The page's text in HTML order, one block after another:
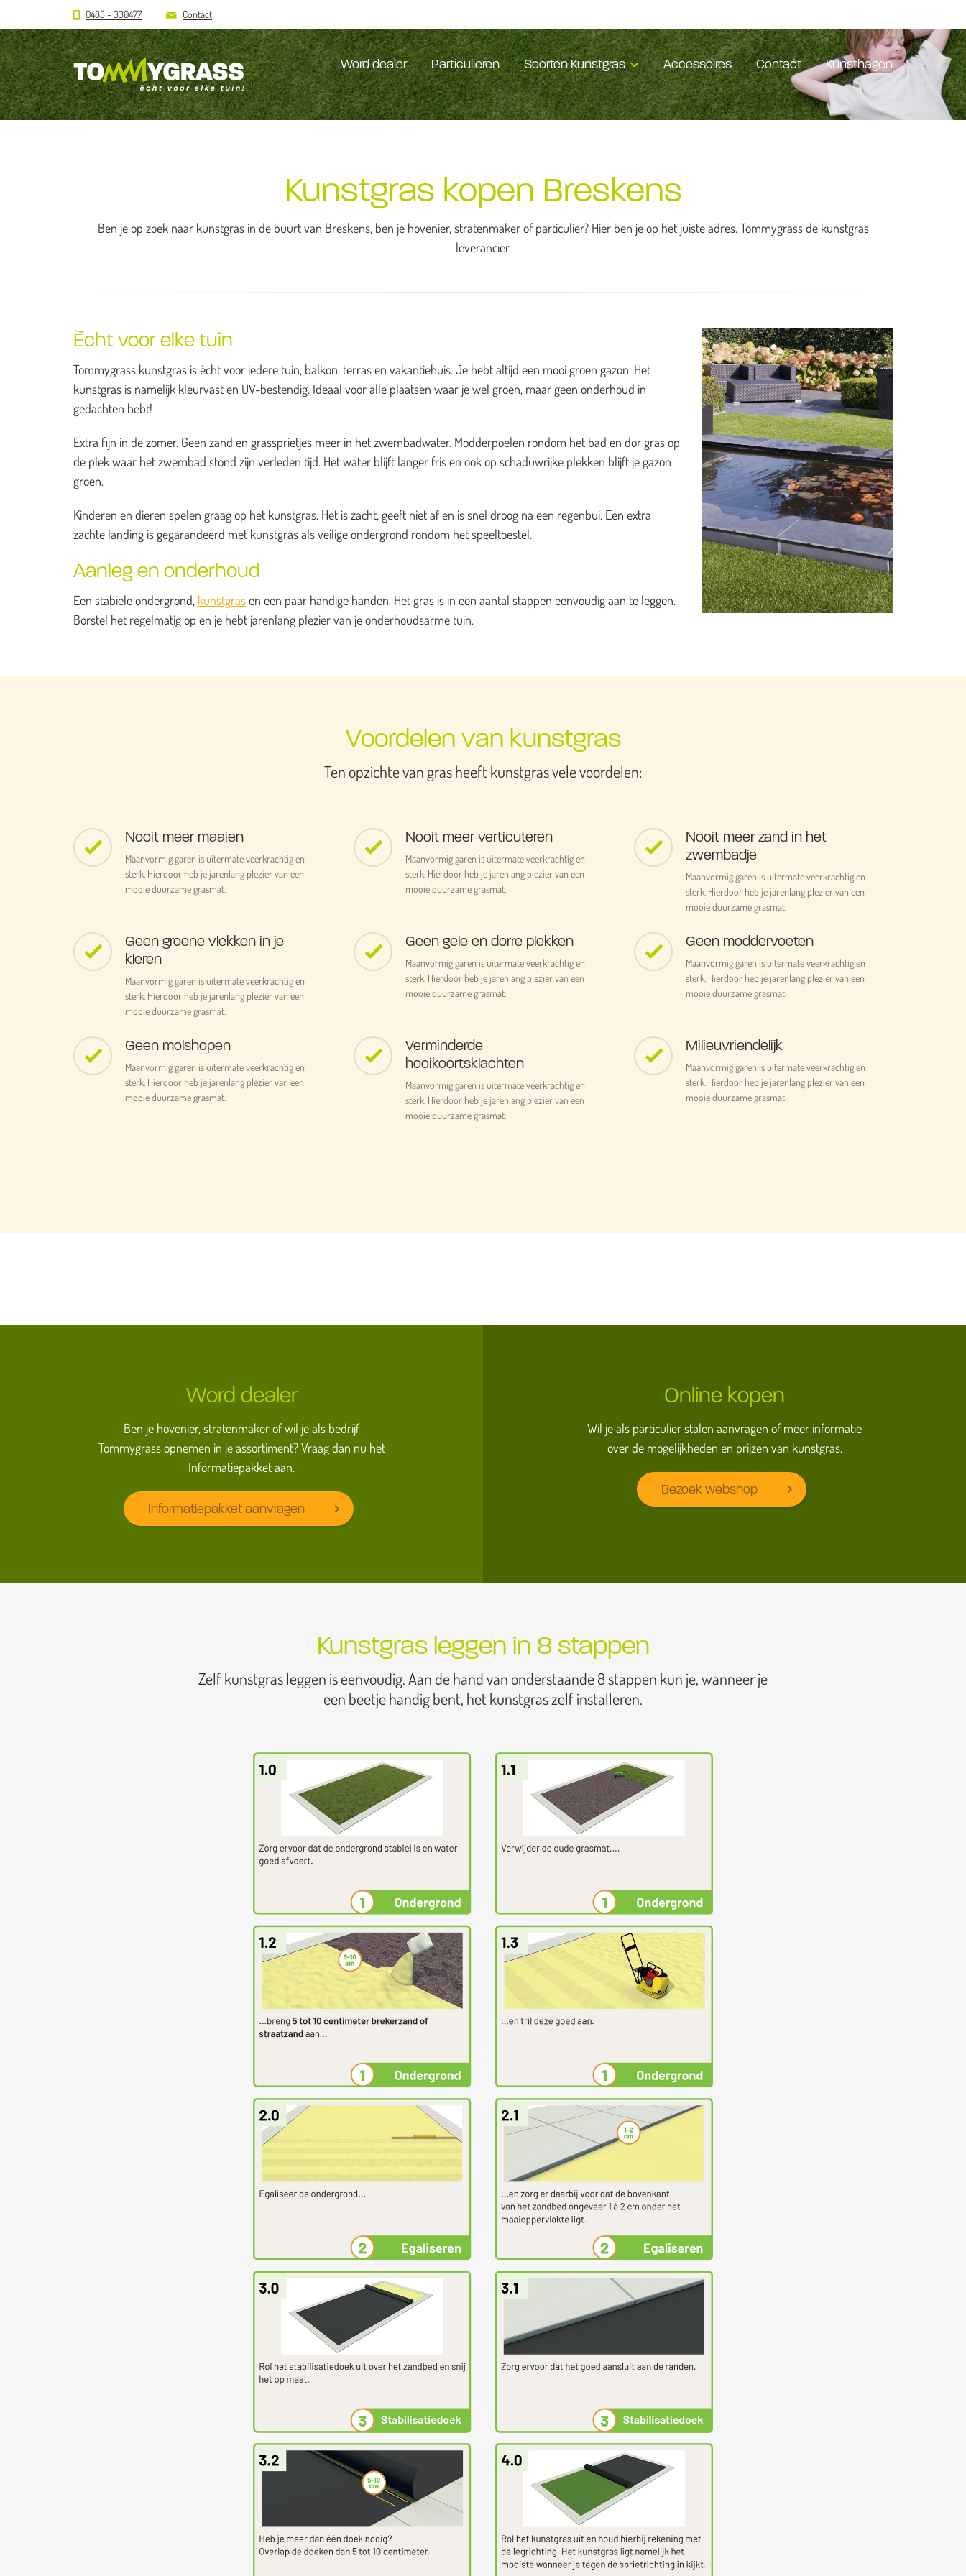
0485 - 330477 Contact
Word dealer Particulieren Soorten Kunstgras Accessoires Contact Kunsthagen
Kunstgras kopen Breskens
Ben je op zoek naar kunstgras in de buurt van Breskens, ben je hovenier, stratenmaker of particulier? Hier ben je op het juiste adres. Tommygrass de kunstgras
leverancier.
Ècht voor elke tuin
Tommygrass kunstgras is ècht voor iedere tuin, balkon, terras en vakantiehuis. Je hebt altijd een mooi groen gazon. Het
kunstgras is namelijk kleurvast en UV-bestendig. Ideaal voor alle plaatsen waar je wel groen, maar geen onderhoud in
gedachten hebt!
Extra fijn in de zomer. Geen zand en grassprietjes meer in het zwembadwater. Modderpoelen rondom het bad en dor gras op
de plek waar het zwembad stond zijn verleden tijd. Het water blijft langer fris en ook op schaduwrijke plekken blijft je gazon
groen.
Kinderen en dieren spelen graag op het kunstgras. Het is zacht, geeft niet af en is snel droog na een regenbui. Een extra
zachte landing is gegarandeerd met kunstgras als veilige ondergrond rondom het speeltoestel.
Aanleg en onderhoud
Een stabiele ondergrond, kunstgrasen een paar handige handen. Het gras is in een aantal stappen eenvoudig aan te leggen.
Borstel het regelmatig op en je hebt jarenlang plezier van je onderhoudsarme tuin.
Voordelen van kunstgras
Ten opzichte van gras heeft kunstgras vele voordelen:
Nooit meer maaien
Maanvormig garen is uitermate veerkrachtig en
sterk. Hierdoor heb je jarenlang plezier van een
mooie duurzame grasmat.
Nooit meer verticuteren
Maanvormig garen is uitermate veerkrachtig en
sterk. Hierdoor heb je jarenlang plezier van een
mooie duurzame grasmat.
Nooit meer zand in het
zwembadje
Maanvormig garen is uitermate veerkrachtig en
sterk. Hierdoor heb je jarenlang plezier van een
mooie duurzame grasmat.
Geen groene vlekken in je
kleren
Maanvormig garen is uitermate veerkrachtig en
sterk. Hierdoor heb je jarenlang plezier van een
mooie duurzame grasmat.
Geen gele en dorre plekken
Maanvormig garen is uitermate veerkrachtig en
sterk. Hierdoor heb je jarenlang plezier van een
mooie duurzame grasmat.
Geen moddervoeten
Maanvormig garen is uitermate veerkrachtig en
sterk. Hierdoor heb je jarenlang plezier van een
mooie duurzame grasmat.
Geen molshopen
Maanvormig garen is uitermate veerkrachtig en
sterk. Hierdoor heb je jarenlang plezier van een
mooie duurzame grasmat.
Verminderde
hooikoortsklachten
Maanvormig garen is uitermate veerkrachtig en
sterk. Hierdoor heb je jarenlang plezier van een
mooie duurzame grasmat.
Milieuvriendelijk
Maanvormig garen is uitermate veerkrachtig en
sterk. Hierdoor heb je jarenlang plezier van een
mooie duurzame grasmat.
Word dealer
Ben je hovenier, stratenmaker of wil je als bedrijf
Tommygrass opnemen in je assortiment? Vraag dan nu het
Informatiepakket aan.
Informatiepakket aanvragen
Online kopen
Wil je als particulier stalen aanvragen of meer informatie
over de mogelijkheden en prijzen van kunstgras.
Bezoek webshop
Kunstgras leggen in 8 stappen
Zelf kunstgras leggen is eenvoudig. Aan de hand van onderstaande 8 stappen kun je, wanneer je
een beetje handig bent, het kunstgras zelf installeren.